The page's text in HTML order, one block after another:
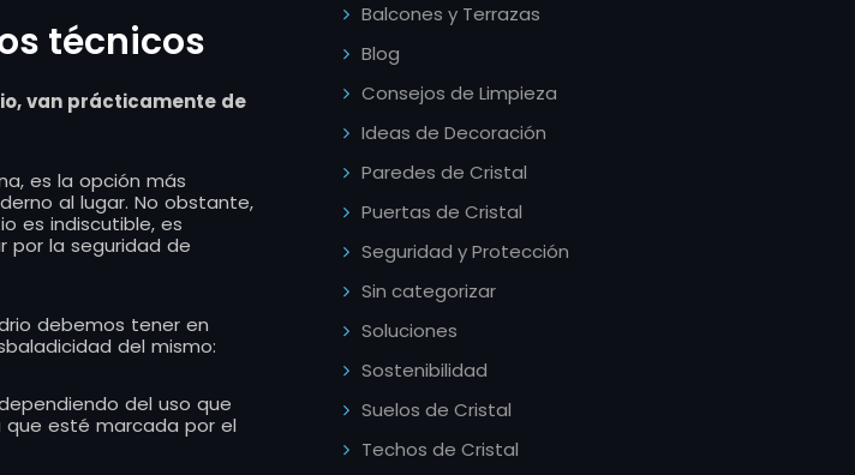
técnicos
van prácticamente de
es la opción más
al lugar. No obstante,
es indiscutible, es
por la seguridad de
debemos tener en
del mismo:
del uso que
que esté marcada por el
Balcones y Terrazas
Blog
Consejos de Limpieza
Ideas de Decoración
Paredes de Cristal
Puertas de Cristal
Seguridad y Protección
Sin categorizar
Soluciones
Sostenibilidad
Suelos de Cristal
Techos de Cristal